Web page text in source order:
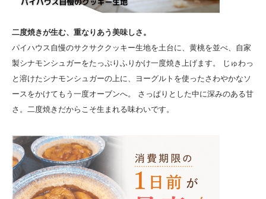
二度焼きが生む、重なりあう美味しさ。
パイハウス自慢のサクサククッキー生地を土台に、黄桃を並べ、自家
製シナモンシュガーをたっぷりふりかけ一度焼き上げます。 じゅわっ
と溶けたシナモンシュガーの上に、ヨーグルトを使ったさわやかなソ
ースをかけてもう一度オーブンへ。 さっぱりとした中に深みのある甘
さ。二度焼きだからこそ生まれる味わいです。